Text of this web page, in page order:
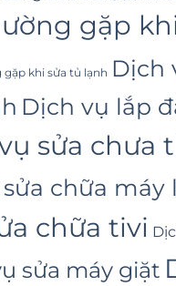
gặp
khi sửa tủ lạnh Dịch
Dịch vụ lắp
sửa chưa
chữa máy
chữa tivi
sửa máy giặt